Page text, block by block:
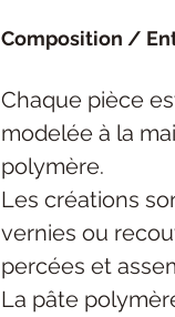
Composition /
Chaque pièce
modelée à la
polymère.
Les créations
vernies ou
percées et
La pâte